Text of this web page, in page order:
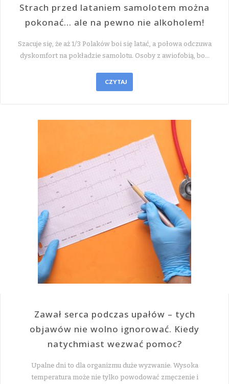
Strach przed lataniem samolotem można
pokonać… ale na pewno nie alkoholem!
Szacuje się, że aż 1/3 Polaków boi się latać, a połowa odczuwa
dyskomfort na pokładzie samolotu. Osoby z awiofobią, bo…
CZYTAJ
Zawał serca podczas upałów – tych
objawów nie wolno ignorować. Kiedy
natychmiast wezwać pomoc?
Upalne dni to dla organizmu duże wyzwanie. Wysoka
temperatura może nie tylko powodować zmęczenie i